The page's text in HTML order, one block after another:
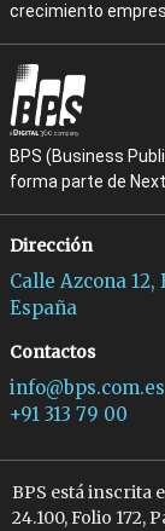
crecimiento
BPS (Business
forma parte de
Dirección
Calle Azcona
España
Contactos
info@bps.com.es
+91 313 79 00
BPS está inscrita
24.100, Folio